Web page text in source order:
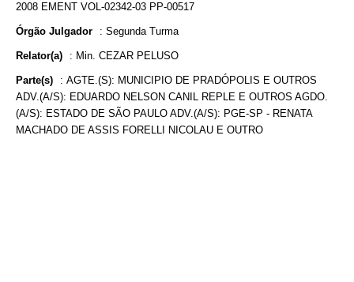
2008 EMENT VOL-02342-03 PP-00517
Órgão Julgador : Segunda Turma
Relator(a) : Min. CEZAR PELUSO
Parte(s) : AGTE.(S): MUNICIPIO DE PRADÓPOLIS E OUTROS
ADV.(A/S): EDUARDO NELSON CANIL REPLE E OUTROS AGDO.
(A/S): ESTADO DE SÃO PAULO ADV.(A/S): PGE-SP - RENATA
MACHADO DE ASSIS FORELLI NICOLAU E OUTRO